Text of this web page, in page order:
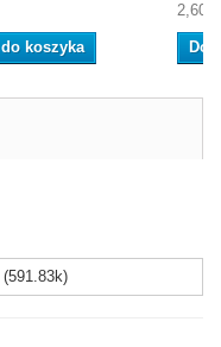
koszyka
2,60 €